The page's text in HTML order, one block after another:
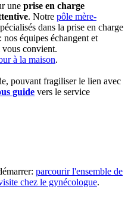
une prise en charge
. Notre pôle mère-
dans la prise en charge
équipes échangent et
vous convient.
à la maison.
pouvant fragiliser le lien avec
guide vers le service
parcourir l'ensemble de
chez le gynécologue.